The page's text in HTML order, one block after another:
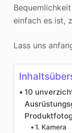
einfach es ist,
Lass uns
10
1. Kamera